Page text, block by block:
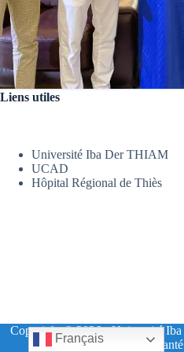
Liens utiles
Université Iba Der THIAM
UCAD
Hôpital Régional de Thiès
Copyright © 2026 - Université
UFR Santé
Français